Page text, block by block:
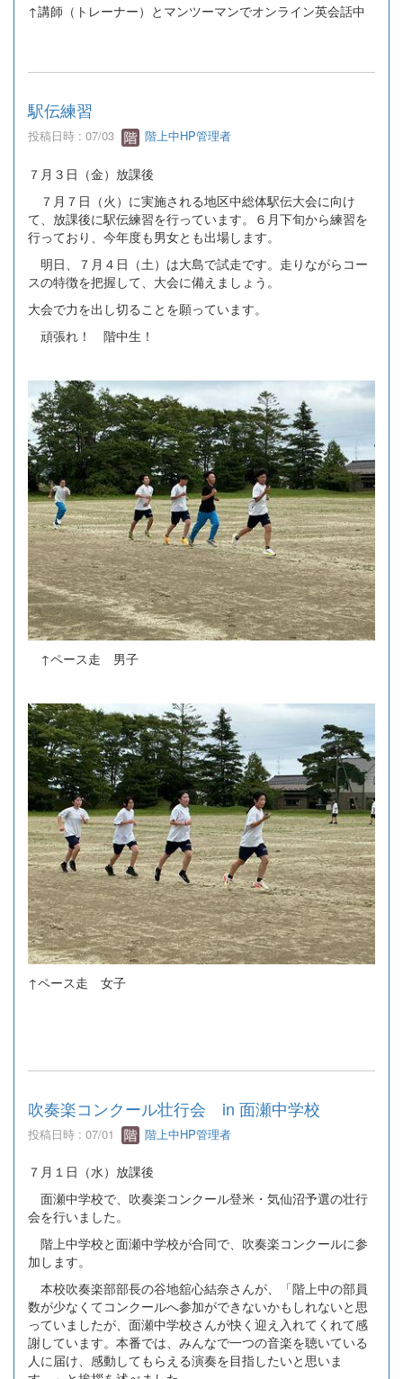
↑講師（トレーナー）とマンツーマンでオンライン英会話中
駅伝練習
投稿日時 : 07/03 階上中HP管理者
７月３日（金）放課後
７月７日（火）に実施される地区中総体駅伝大会に向け
て、放課後に駅伝練習を行っています。６月下旬から練習を
行っており、今年度も男女とも出場します。
明日、７月４日（土）は大島で試走です。走りながらコー
スの特徴を把握して、大会に備えましょう。
大会で力を出し切ることを願っています。
頑張れ！ 階中生！
↑ペース走 男子
↑ペース走 女子
吹奏楽コンクール壮行会 in 面瀬中学校
投稿日時 : 07/01 階上中HP管理者
７月１日（水）放課後
面瀬中学校で、吹奏楽コンクール登米・気仙沼予選の壮行
会を行いました。
階上中学校と面瀬中学校が合同で、吹奏楽コンクールに参
加します。
本校吹奏楽部部長の谷地舘心結奈さんが、「階上中の部員
数が少なくてコンクールへ参加ができないかもしれないと思
っていましたが、面瀬中学校さんが快く迎え入れてくれて感
謝しています。本番では、みんなで一つの音楽を聴いている
人に届け、感動してもらえる演奏を目指したいと思いま